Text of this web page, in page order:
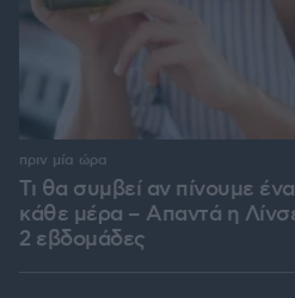
Τι θα συμβεί αν πίνουμε
κάθε μέρα – Απαντά η
2 εβδομάδες
πριν μία ώρα